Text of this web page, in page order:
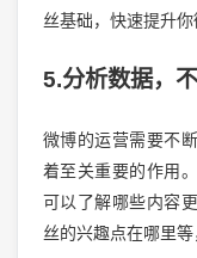
丝基础，快速提升你
5.分析数据，
微博的运营需要不
着至关重要的作用
可以了解哪些内容
丝的兴趣点在哪里等